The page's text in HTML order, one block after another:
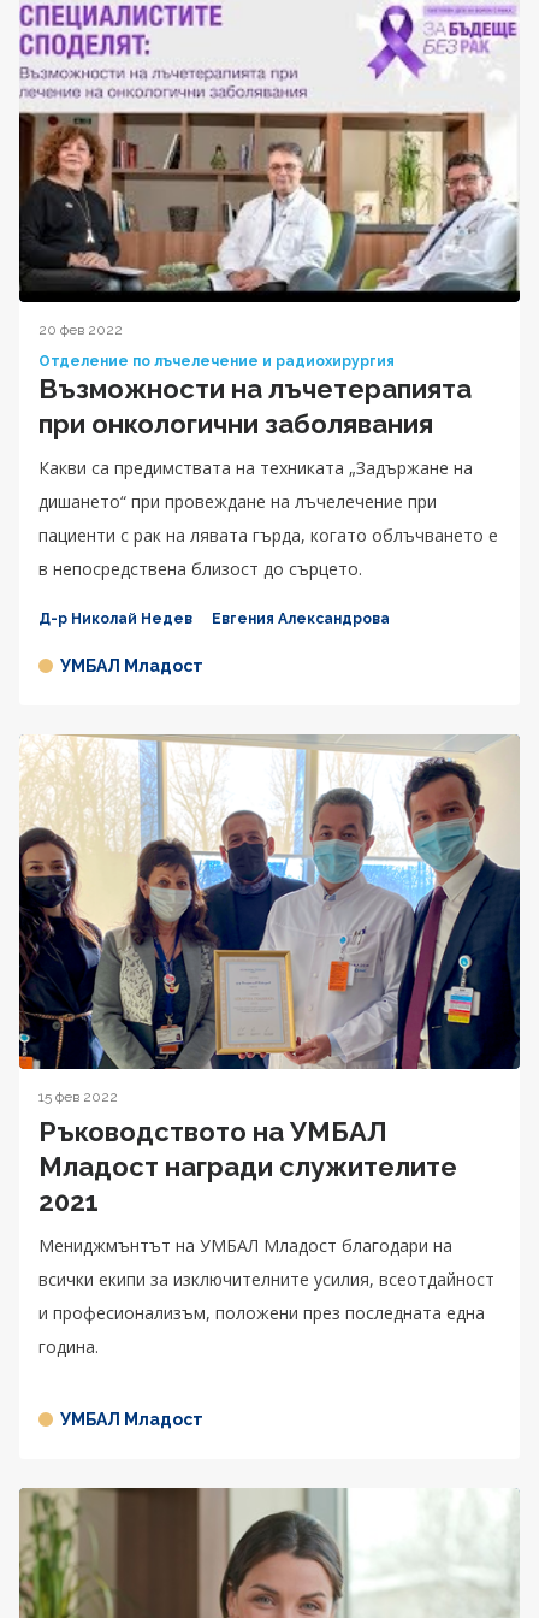
20 фев 2022
Отделение по лъчелечение и радиохирургия
Възможности на лъчетерапията
при онкологични заболявания
Какви са предимствата на техниката „Задържане на
дишането“ при провеждане на лъчелечение при
пациенти с рак на лявата гърда, когато облъчването е
в непосредствена близост до сърцето.
Д-р Николай Недев Евгения Александрова
УМБАЛ Младост
15 фев 2022
Ръководството на УМБАЛ
Младост награди служителите
2021
Мениджмънтът на УМБАЛ Младост благодари на
всички екипи за изключителните усилия, всеотдайност
и професионализъм, положени през последната една
година.
УМБАЛ Младост